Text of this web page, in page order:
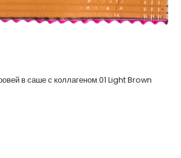
в саше с коллагеном.01 Light Brown